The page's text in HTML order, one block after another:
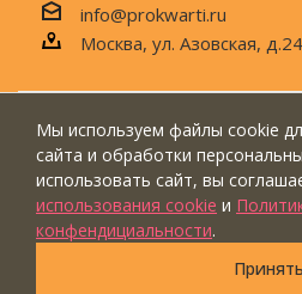
info@prokwarti.ru
Москва, ул. Азовская,
© 2026 Магазин
Мы используем файлы cookie
сайта и обработки
использовать сайт, вы
использования cookie и
конфендициальности.
Принять